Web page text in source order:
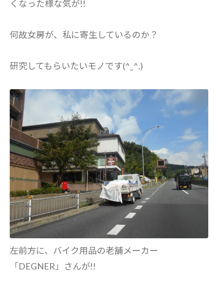
くなった様な気が!!
何故女房が、私に寄生しているのか？
研究してもらいたいモノです(^_^.)
左前方に、バイク用品の老舗メーカー
「DEGNER」さんが!!